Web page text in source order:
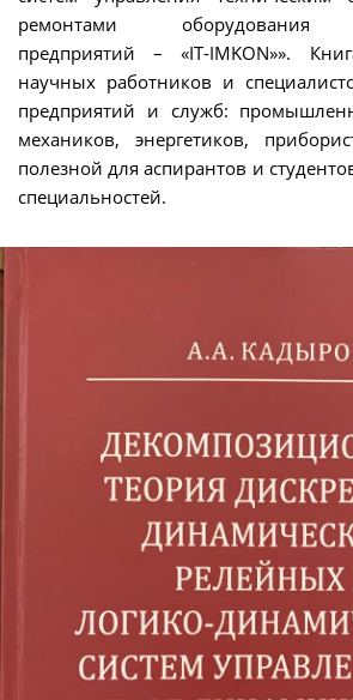
ремонтами оборудования
предприятий – «IT-IMKON»».
научных работников и
предприятий и служб:
механиков, энергетиков,
полезной для аспирантов и
специальностей.